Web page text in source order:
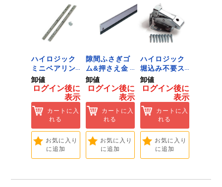
●使用電池：単4乾電池×3本。
●明るさ最大：150lm(High)、75lm(Low)。
●連続点灯時間：約3.5時間(High)、約17時間
(Low)、49時間(点滅)。
●本体寸法：約67mm×67mm×170
ハイロジック
ミニベアリン
グタイプ 310
ミリ 72958
Hardware]
卸値
ログイン後に
表示
カートに入
れる
お気に入り
に追加
隙間ふさぎゴ
ム&押さえ金
物 72909
卸値
ログイン後に
表示
カートに入
れる
お気に入り
に追加
ハイロジック
堀込み不要ス
ライド蝶番S
無兼用 P-726
Hardware]
卸値
ログイン後に
表示
カートに入
れる
お気に入り
に追加